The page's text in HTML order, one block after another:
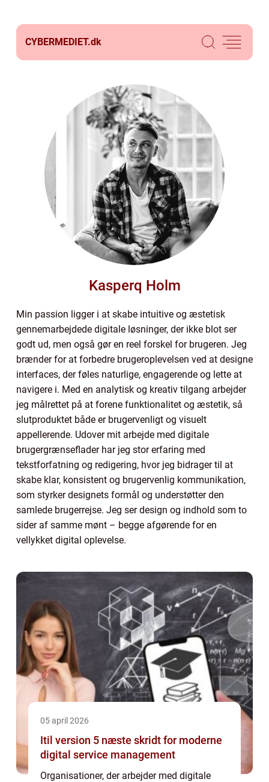
CYBERMEDIET.dk
Kasperq Holm
Min passion ligger i at skabe intuitive og æstetisk
gennemarbejdede digitale løsninger, der ikke blot ser
godt ud, men også gør en reel forskel for brugeren. Jeg
brænder for at forbedre brugeroplevelsen ved at designe
interfaces, der føles naturlige, engagerende og lette at
navigere i. Med en analytisk og kreativ tilgang arbejder
jeg målrettet på at forene funktionalitet og æstetik, så
slutproduktet både er brugervenligt og visuelt
appellerende. Udover mit arbejde med digitale
brugergrænseflader har jeg stor erfaring med
tekstforfatning og redigering, hvor jeg bidrager til at
skabe klar, konsistent og brugervenlig kommunikation,
som styrker designets formål og understøtter den
samlede brugerrejse. Jeg ser design og indhold som to
sider af samme mønt – begge afgørende for en
vellykket digital oplevelse.
05 april 2026
Itil version 5 næste skridt for moderne
digital service management
Organisationer, der arbejder med digitale